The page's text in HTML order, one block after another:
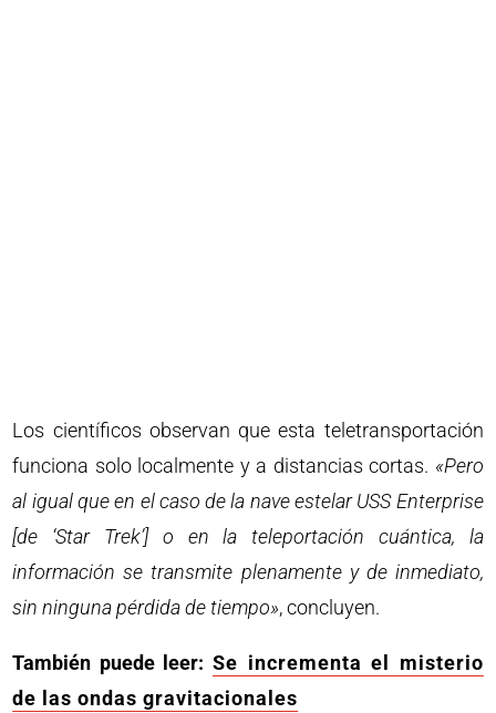
Los científicos observan que esta teletransportación
funciona solo localmente y a distancias cortas. «Pero
al igual que en el caso de la nave estelar USS Enterprise
[de ‘Star Trek’] o en la teleportación cuántica, la
información se transmite plenamente y de inmediato,
sin ninguna pérdida de tiempo», concluyen.
También puede leer: Se incrementa el misterio
de las ondas gravitacionales